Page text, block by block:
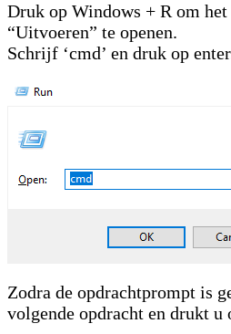
Druk op Windows + R om
“Uitvoeren” te openen.
Schrijf ‘cmd’ en druk op
Zodra de opdrachtprompt is
volgende opdracht en drukt u